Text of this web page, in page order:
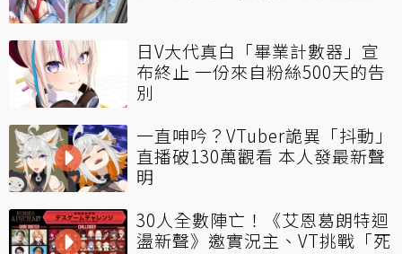
日V大代真白「畢業計數器」宣
布終止 一份來自粉絲500天的告
別
一直呻吟？VTuber詭異「抖動」
直播破130萬觀看 本人發最新聲
明
30人全數陣亡！《艾恩葛朗特迴
盪新聲》邀實況主、VT挑戰「死